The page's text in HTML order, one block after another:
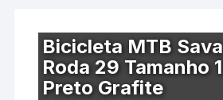
Bicicleta MTB
Roda 29 Tamanho
Preto Grafite